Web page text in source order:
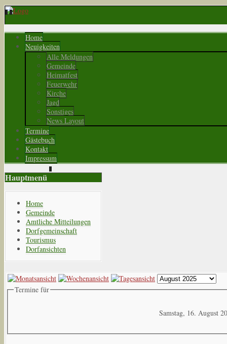
Home
Neuigkeiten
Alle Meldungen
Gemeinde
Heimatfest
Feuerwehr
Kirche
Jagd
Sonstiges
News Layout
Termine
Gästebuch
Kontakt
Impressum
Hauptmenü
Home
Gemeinde
Amtliche Mitteilungen
Dorfgemeinschaft
Tourismus
Dorfansichten
Termine für
Samstag, 16. August